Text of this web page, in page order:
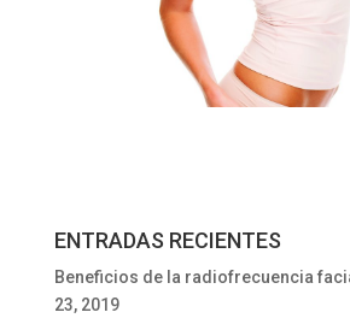
ENTRADAS RECIENTES
Beneficios de la radiofrecuencia
23, 2019